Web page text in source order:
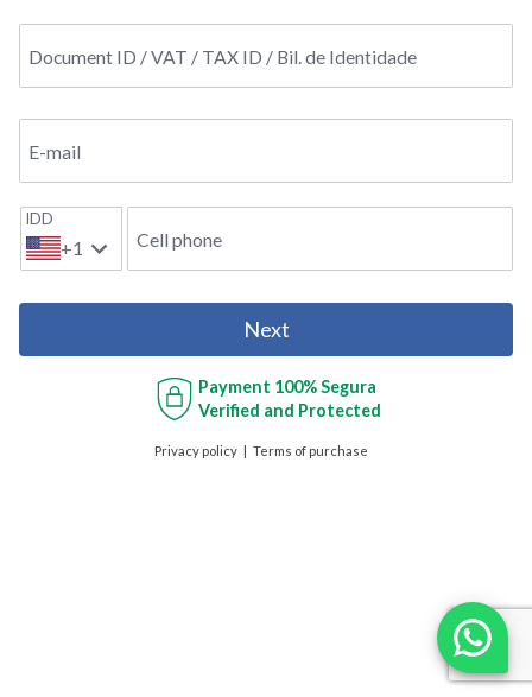
Document ID / VAT / TAX ID / Bil. de Identidade
E-mail
IDD
+1 Cell phone
Next
Payment 100% Segura
Verified and Protected
Privacy policy Terms of purchase